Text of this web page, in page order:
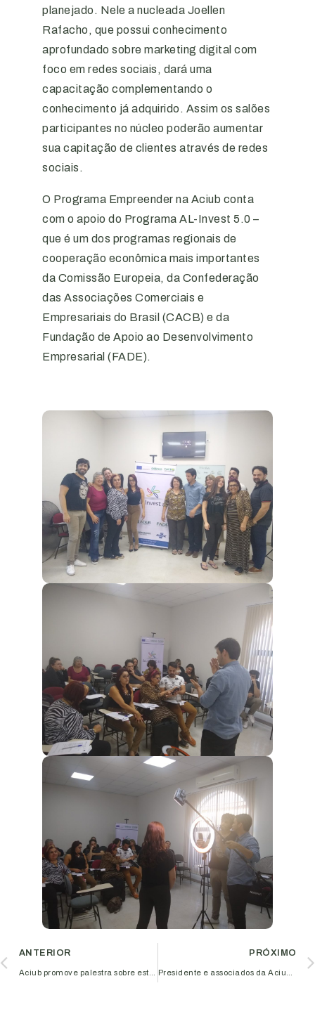
planejado. Nele a nucleada Joellen
Rafacho, que possui conhecimento
aprofundado sobre marketing digital com
foco em redes sociais, dará uma
capacitação complementando o
conhecimento já adquirido. Assim os salões
participantes no núcleo poderão aumentar
sua capitação de clientes através de redes
sociais.
O Programa Empreender na Aciub conta
com o apoio do Programa AL-Invest 5.0 –
que é um dos programas regionais de
cooperação econômica mais importantes
da Comissão Europeia, da Confederação
das Associações Comerciais e
Empresariais do Brasil (CACB) e da
Fundação de Apoio ao Desenvolvimento
Empresarial (FADE).
ANTERIOR PRÓXIMO